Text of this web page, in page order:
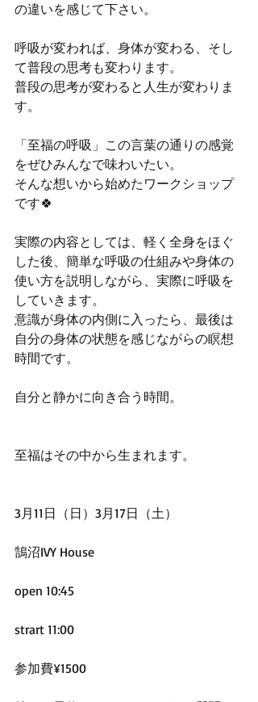
の違いを感じて下さい。
呼吸が変われば、身体が変わる、そし
て普段の思考も変わります。
普段の思考が変わると人生が変わりま
す。
「至福の呼吸」この言葉の通りの感覚
をぜひみんなで味わいたい。
そんな想いから始めたワークショップ
です🍀
実際の内容としては、軽く全身をほぐ
した後、簡単な呼吸の仕組みや身体の
使い方を説明しながら、実際に呼吸を
していきます。
意識が身体の内側に入ったら、最後は
自分の身体の状態を感じながらの瞑想
時間です。
自分と静かに向き合う時間。
至福はその中から生まれます。
3月11日（日）3月17日（土）
鵠沼IVY House
open 10:45
strart 11:00
参加費¥1500